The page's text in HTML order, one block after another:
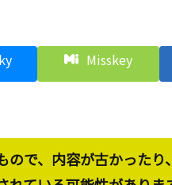
Misskey
ので、内容が古かったり